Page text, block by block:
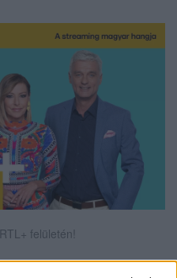
felületén!